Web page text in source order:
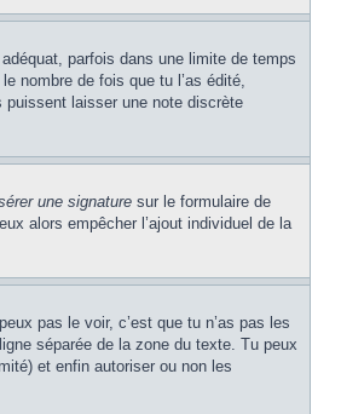
parfois dans une limite de temps
nombre de fois que tu l’as édité,
puissent laisser une note discrète
une signature sur le formulaire de
alors empêcher l’ajout individuel de la
pas le voir, c’est que tu n’as pas les
séparée de la zone du texte. Tu peux
et enfin autoriser ou non les